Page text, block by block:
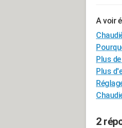
A voir
Plus
Plus
2